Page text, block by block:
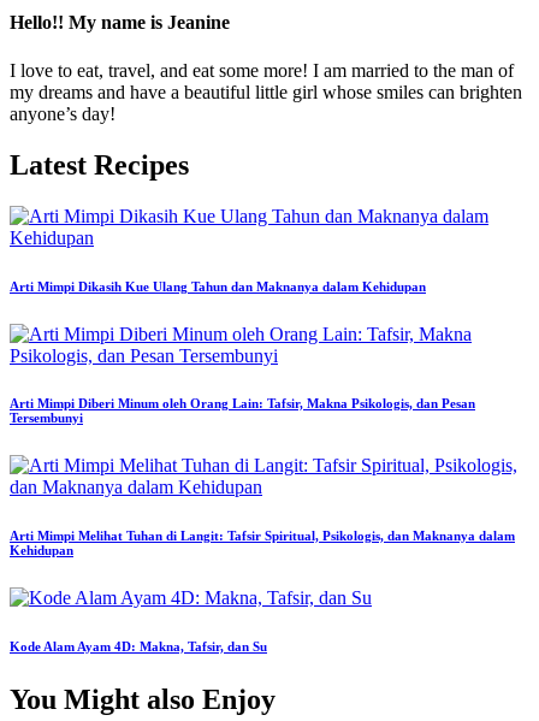
Hello!! My name is Jeanine
I love to eat, travel, and eat some more! I am married to the man of
my dreams and have a beautiful little girl whose smiles can brighten
anyone’s day!
Latest Recipes
Arti Mimpi Dikasih Kue Ulang Tahun dan Maknanya dalam Kehidupan
Arti Mimpi Diberi Minum oleh Orang Lain: Tafsir, Makna Psikologis, dan Pesan
Tersembunyi
Arti Mimpi Melihat Tuhan di Langit: Tafsir Spiritual, Psikologis, dan Maknanya dalam
Kehidupan
Kode Alam Ayam 4D: Makna, Tafsir, dan Su
You Might also Enjoy